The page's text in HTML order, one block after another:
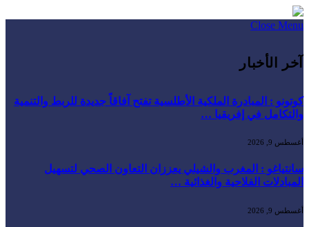
Close Menu
آخر الأخبار
كوتونو : المبادرة الملكية الأطلسية تفتح آفاقاً جديدة للربط والتنمية
والتكامل في إفريقيا …
أغسطس 9, 2026
سانتياغو : المغرب والشيلي يعززان التعاون الصحي لتسهيل
المبادلات الفلاحية والغذائية …
أغسطس 9, 2026